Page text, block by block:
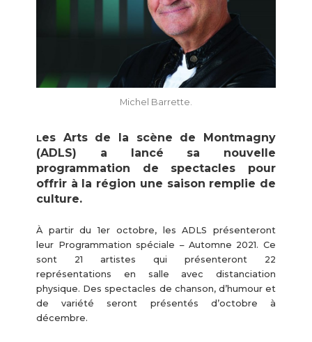
Michel Barrette.
Les Arts de la scène de Montmagny
(ADLS) a lancé sa nouvelle
programmation de spectacles pour
offrir à la région une saison remplie de
culture.
À partir du 1er octobre, les ADLS présenteront
leur Programmation spéciale – Automne 2021. Ce
sont 21 artistes qui présenteront 22
représentations en salle avec distanciation
physique. Des spectacles de chanson, d’humour et
de variété seront présentés d’octobre à
décembre.